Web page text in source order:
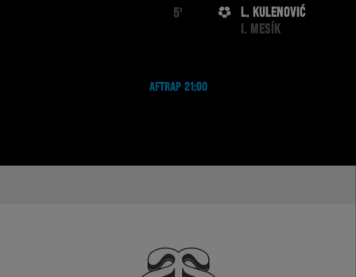
5'
L. KULENOVIĆ
I. MESÍK
AFTRAP 21:00